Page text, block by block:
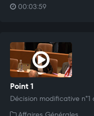
00:03:59
Point 1
Décision modificative